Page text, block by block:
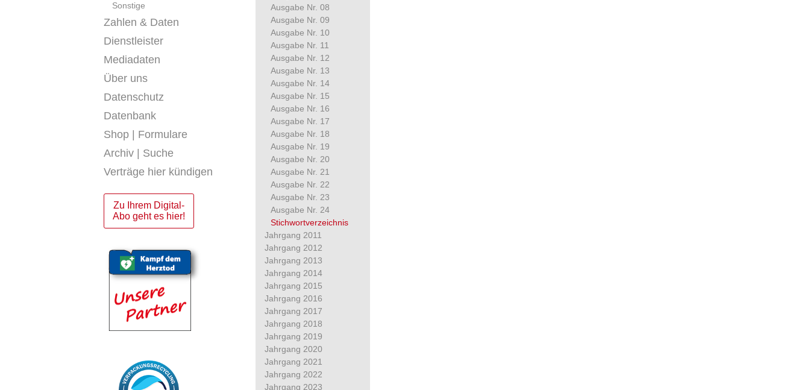
Sonstige
Zahlen & Daten
Dienstleister
Mediadaten
Über uns
Datenschutz
Datenbank
Shop | Formulare
Archiv | Suche
Verträge hier kündigen
Zu Ihrem Digital-
Abo geht es hier!
Ausgabe Nr. 08
Ausgabe Nr. 09
Ausgabe Nr. 10
Ausgabe Nr. 11
Ausgabe Nr. 12
Ausgabe Nr. 13
Ausgabe Nr. 14
Ausgabe Nr. 15
Ausgabe Nr. 16
Ausgabe Nr. 17
Ausgabe Nr. 18
Ausgabe Nr. 19
Ausgabe Nr. 20
Ausgabe Nr. 21
Ausgabe Nr. 22
Ausgabe Nr. 23
Ausgabe Nr. 24
Stichwortverzeichnis
Jahrgang 2011
Jahrgang 2012
Jahrgang 2013
Jahrgang 2014
Jahrgang 2015
Jahrgang 2016
Jahrgang 2017
Jahrgang 2018
Jahrgang 2019
Jahrgang 2020
Jahrgang 2021
Jahrgang 2022
Jahrgang 2023